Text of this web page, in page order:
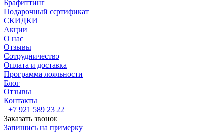
Брафиттинг
Подарочный сертификат
СКИДКИ
Акции
О нас
Отзывы
Сотрудничество
Оплата и доставка
Программа лояльности
Блог
Отзывы
Контакты
+7 921 589 23 22
Заказать звонок
Запишись на примерку